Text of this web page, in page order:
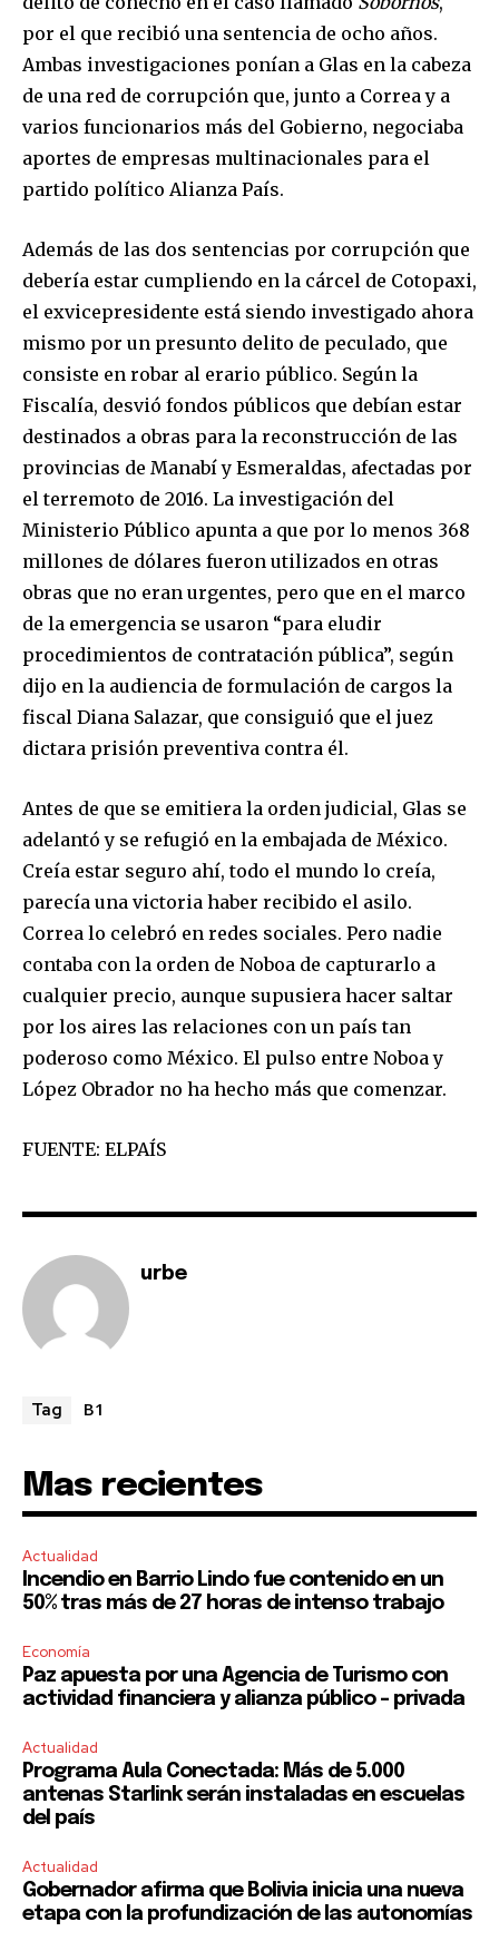
por el que recibió una sentencia de ocho años.
Ambas investigaciones ponían a Glas en la cabeza
de una red de corrupción que, junto a Correa y a
varios funcionarios más del Gobierno, negociaba
aportes de empresas multinacionales para el
partido político Alianza País.
Además de las dos sentencias por corrupción que
debería estar cumpliendo en la cárcel de Cotopaxi,
el exvicepresidente está siendo investigado ahora
mismo por un presunto delito de peculado, que
consiste en robar al erario público. Según la
Fiscalía, desvió fondos públicos que debían estar
destinados a obras para la reconstrucción de las
provincias de Manabí y Esmeraldas, afectadas por
el terremoto de 2016. La investigación del
Ministerio Público apunta a que por lo menos 368
millones de dólares fueron utilizados en otras
obras que no eran urgentes, pero que en el marco
de la emergencia se usaron “para eludir
procedimientos de contratación pública”, según
dijo en la audiencia de formulación de cargos la
fiscal Diana Salazar, que consiguió que el juez
dictara prisión preventiva contra él.
Antes de que se emitiera la orden judicial, Glas se
adelantó y se refugió en la embajada de México.
Creía estar seguro ahí, todo el mundo lo creía,
parecía una victoria haber recibido el asilo.
Correa lo celebró en redes sociales. Pero nadie
contaba con la orden de Noboa de capturarlo a
cualquier precio, aunque supusiera hacer saltar
por los aires las relaciones con un país tan
poderoso como México. El pulso entre Noboa y
López Obrador no ha hecho más que comenzar.
FUENTE: ELPAÍS
urbe
Tag B1
Mas recientes
Actualidad
Incendio en Barrio Lindo fue contenido en un
50% tras más de 27 horas de intenso trabajo
Economía
Paz apuesta por una Agencia de Turismo con
actividad financiera y alianza público – privada
Actualidad
Programa Aula Conectada: Más de 5.000
antenas Starlink serán instaladas en escuelas
del país
Actualidad
Gobernador afirma que Bolivia inicia una nueva
etapa con la profundización de las autonomías